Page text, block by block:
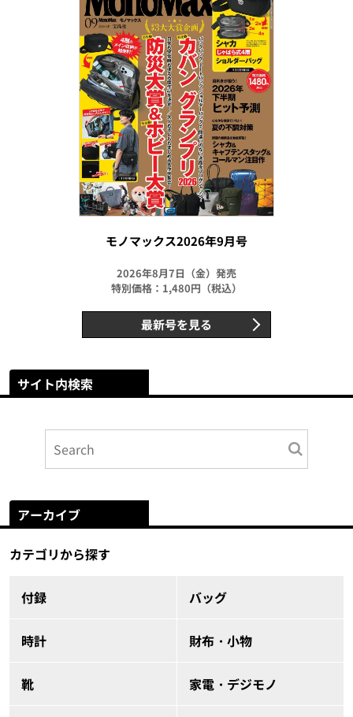
モノマックス2026年9月号
2026年8月7日（金）発売
特別価格：1,480円（税込）
最新号を見る
サイト内検索
アーカイブ
カテゴリから探す
付録 バッグ
時計 財布・小物
靴 家電・デジモノ